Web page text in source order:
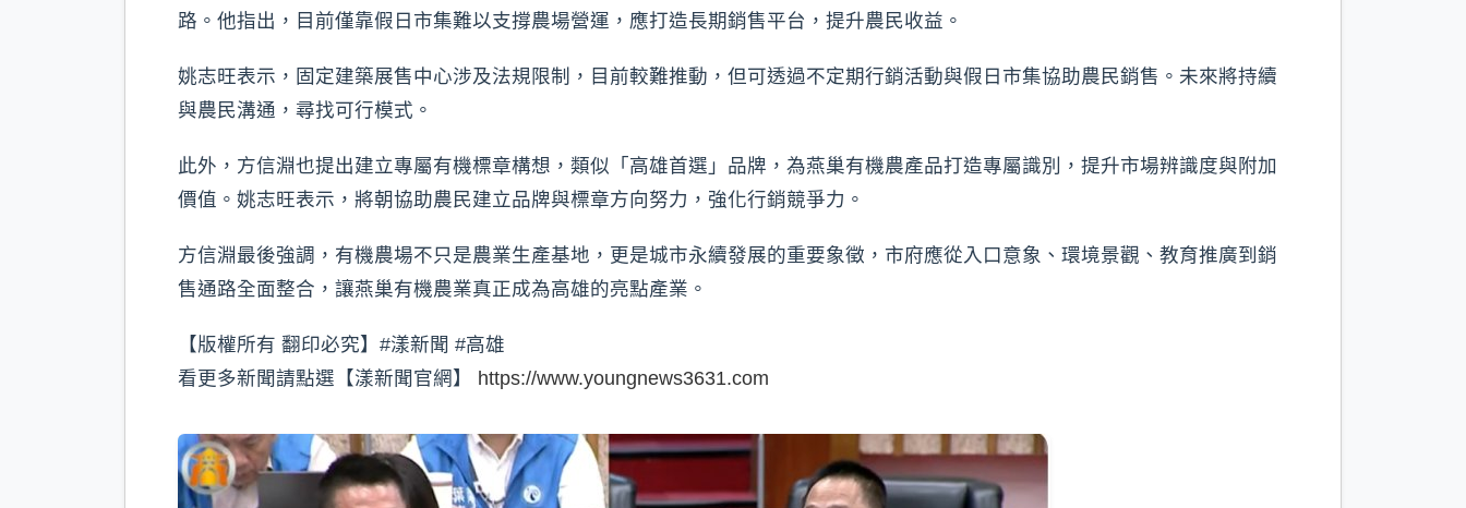
路。他指出，目前僅靠假日市集難以支撐農場營運，應打造長期銷售平台，提升農民收益。
姚志旺表示，固定建築展售中心涉及法規限制，目前較難推動，但可透過不定期行銷活動與假日市集協助農民銷售。未來將持續
與農民溝通，尋找可行模式。
此外，方信淵也提出建立專屬有機標章構想，類似「高雄首選」品牌，為燕巢有機農產品打造專屬識別，提升市場辨識度與附加
價值。姚志旺表示，將朝協助農民建立品牌與標章方向努力，強化行銷競爭力。
方信淵最後強調，有機農場不只是農業生產基地，更是城市永續發展的重要象徵，市府應從入口意象、環境景觀、教育推廣到銷
售通路全面整合，讓燕巢有機農業真正成為高雄的亮點產業。
【版權所有 翻印必究】#漾新聞 #高雄
看更多新聞請點選【漾新聞官網】 https://www.youngnews3631.com